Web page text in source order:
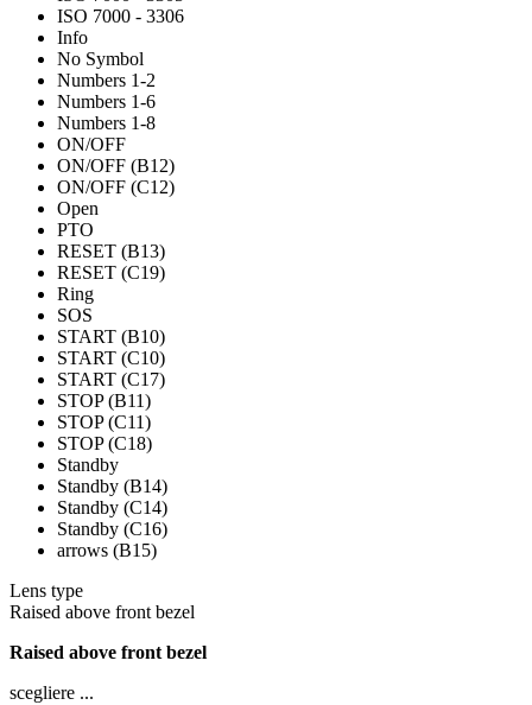
ISO 7000 - 3306
Info
No Symbol
Numbers 1-2
Numbers 1-6
Numbers 1-8
ON/OFF
ON/OFF (B12)
ON/OFF (C12)
Open
PTO
RESET (B13)
RESET (C19)
Ring
SOS
START (B10)
START (C10)
START (C17)
STOP (B11)
STOP (C11)
STOP (C18)
Standby
Standby (B14)
Standby (C14)
Standby (C16)
arrows (B15)
Lens type
Raised above front bezel
Raised above front bezel
scegliere ...